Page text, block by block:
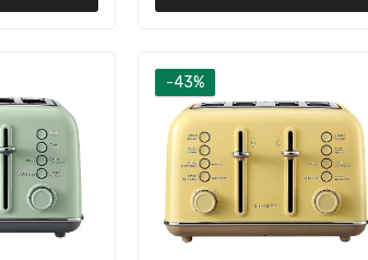
34.990 Ft
-43%